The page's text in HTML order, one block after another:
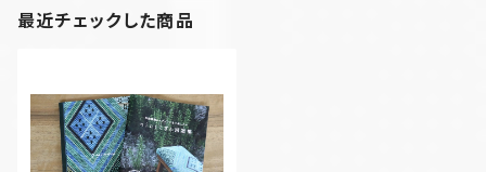
最近チェックした商品